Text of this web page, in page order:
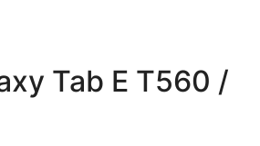
Tab E T560 /